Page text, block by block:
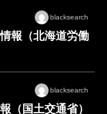
blacksearch
報（北海道労働
blacksearch
（国土交通省）